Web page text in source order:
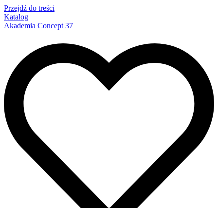
Przejdź do treści
Katalog
Akademia Concept 37